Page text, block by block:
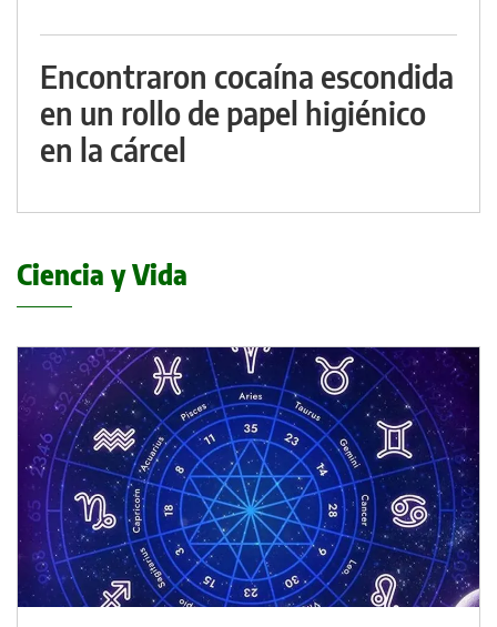
Encontraron cocaína escondida
en un rollo de papel higiénico
en la cárcel
Ciencia y Vida